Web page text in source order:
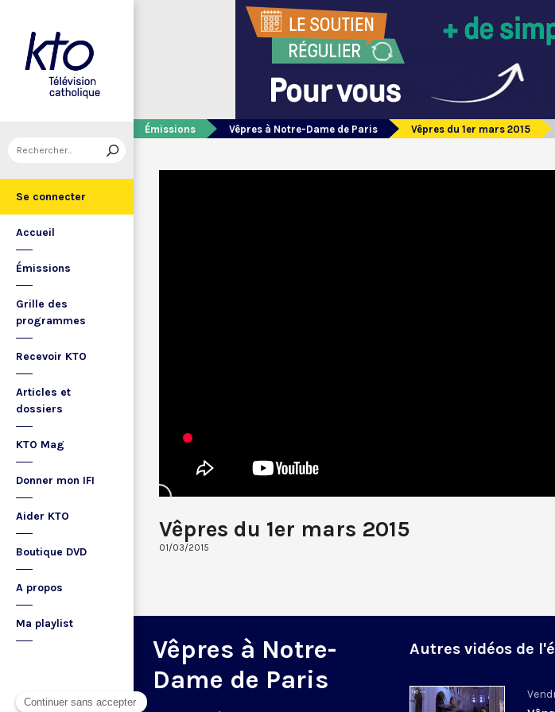
Se connecter
Accueil
Émissions
Grille des
programmes
Recevoir KTO
Articles et
dossiers
KTO Mag
Donner mon IFI
Aider KTO
Boutique DVD
A propos
Ma playlist
Émissions Vêpres à Notre-Dame de Paris Vêpres du 1er mars 2015
Vêpres du 1er mars 2015
01/03/2015
Vêpres à Notre-
Dame de Paris
Autres vidéos de